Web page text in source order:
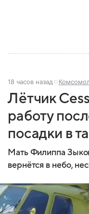
18 часов назад
Лётчик
работу
посадки в
Мать Филиппа
вернётся в небо,